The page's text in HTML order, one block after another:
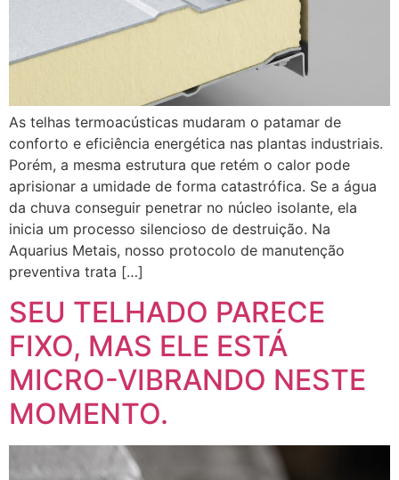
As telhas termoacústicas mudaram o patamar de
conforto e eficiência energética nas plantas industriais.
Porém, a mesma estrutura que retém o calor pode
aprisionar a umidade de forma catastrófica. Se a água
da chuva conseguir penetrar no núcleo isolante, ela
inicia um processo silencioso de destruição. Na
Aquarius Metais, nosso protocolo de manutenção
preventiva trata […]
SEU TELHADO PARECE
FIXO, MAS ELE ESTÁ
MICRO-VIBRANDO NESTE
MOMENTO.